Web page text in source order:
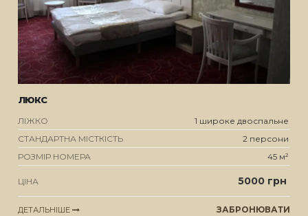
ЛЮКС
ЛІЖКО
1 широке двоспальне
СТАНДАРТНА МІСТКІСТЬ
2 персони
РОЗМІР НОМЕРА
45 м²
ЦІНА 5000 грн
ДЕТАЛЬНІШЕ ЗАБРОНЮВАТИ